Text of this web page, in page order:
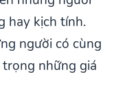
hay kịch tính.
người có cùng
những giá